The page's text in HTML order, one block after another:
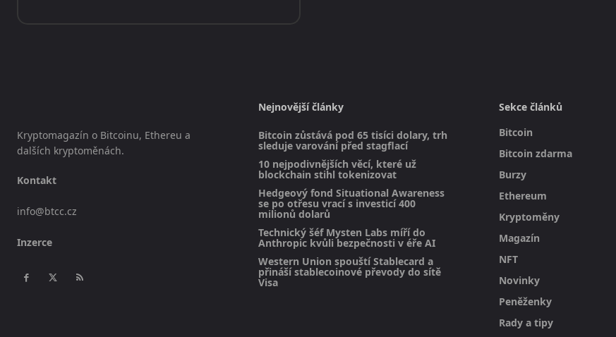
Kryptomagazín o Bitcoinu, Ethereu a
dalších kryptoměnách.
Kontakt
info@btcc.cz
Inzerce
Nejnovější články
Bitcoin zůstává pod 65 tisíci dolary, trh
sleduje varování před stagflací
10 nejpodivnějších věcí, které už
blockchain stihl tokenizovat
Hedgeový fond Situational Awareness
se po otřesu vrací s investicí 400
milionů dolarů
Technický šéf Mysten Labs míří do
Anthropic kvůli bezpečnosti v éře AI
Western Union spouští Stablecard a
přináší stablecoinové převody do sítě
Visa
Sekce článků
Bitcoin
Bitcoin zdarma
Burzy
Ethereum
Kryptoměny
Magazín
NFT
Novinky
Peněženky
Rady a tipy